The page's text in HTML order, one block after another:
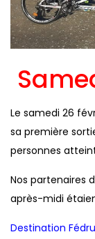
Le samedi 26
sa première
personnes
Nos partenaires
après-midi
Destination